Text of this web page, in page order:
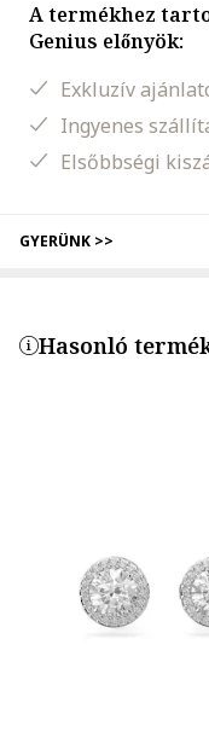
A termékhez
Genius előnyök:
Exkluzív
Ingyenes
Elsőbbségi
GYERÜNK >>
Hasonló